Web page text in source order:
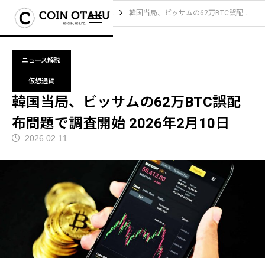
ブログ ニュース解説 韓国当局、ビッサムの62万BTC誤配布問題で調査開始 2026年2月10日
ニュース解説
仮想通貨
韓国当局、ビッサムの62万BTC誤配
布問題で調査開始 2026年2月10日
2026.02.11